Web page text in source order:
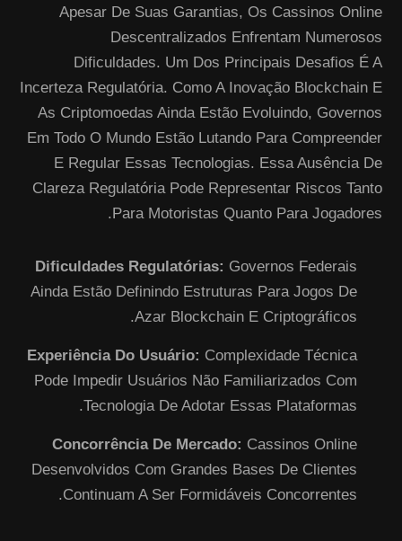
Apesar De Suas Garantias, Os Cassinos Online
Descentralizados Enfrentam Numerosos
Dificuldades. Um Dos Principais Desafios É A
Incerteza Regulatória. Como A Inovação Blockchain E
As Criptomoedas Ainda Estão Evoluindo, Governos
Em Todo O Mundo Estão Lutando Para Compreender
E Regular Essas Tecnologias. Essa Ausência De
Clareza Regulatória Pode Representar Riscos Tanto
Para Motoristas Quanto Para Jogadores.
Dificuldades Regulatórias: Governos Federais
Ainda Estão Definindo Estruturas Para Jogos De
Azar Blockchain E Criptográficos.
Experiência Do Usuário: Complexidade Técnica
Pode Impedir Usuários Não Familiarizados Com
Tecnologia De Adotar Essas Plataformas.
Concorrência De Mercado: Cassinos Online
Desenvolvidos Com Grandes Bases De Clientes
Continuam A Ser Formidáveis Concorrentes.